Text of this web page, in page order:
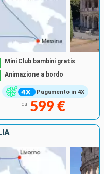
Pagamento in 4X
Mini Club bambini gratis
Animazione a bordo
da 599 €